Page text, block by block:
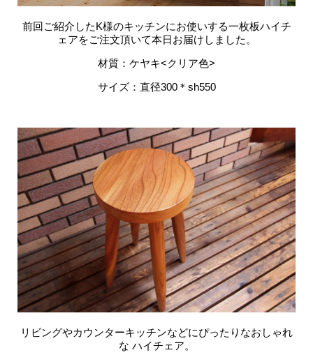
前回ご紹介したK様のキッチンにお使いする一枚板ハイチ
ェアをご注文頂いて本日お届けしました。
材質：ケヤキ<クリア色>
サイズ：直径300＊sh550
リビングやカウンターキッチンなどにぴったりなおしゃれ
な ハイチェア。